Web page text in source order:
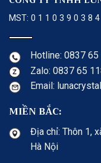
MST: 0 1 1 0 3 9 0 3 8 4
Hotline: 0837
Zalo: 0837 65
Email:
MIỀN BẮC:
Địa chỉ: Thôn 1,
Hà Nội